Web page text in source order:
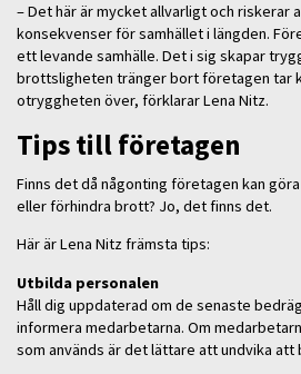
– Det här är mycket allvarligt och riskerar
konsekvenser för samhället i längden.
ett levande samhälle. Det i sig skapar
brottsligheten tränger bort företagen tar
otryggheten över, förklarar Lena Nitz.
Tips till företagen
Finns det då någonting företagen kan
eller förhindra brott? Jo, det finns det.
Här är Lena Nitz främsta tips:
Utbilda personalen
Håll dig uppdaterad om de senaste
informera medarbetarna. Om
som används är det lättare att undvika att